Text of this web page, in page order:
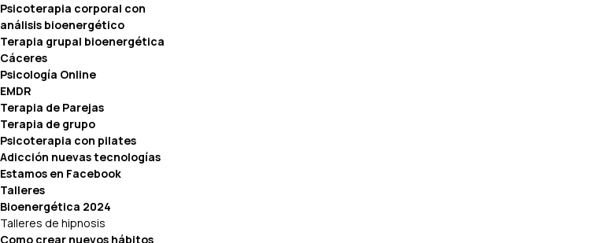
Psicoterapia corporal con
análisis bioenergético
Terapia grupal bioenergética
Cáceres
Psicología Online
EMDR
Terapia de Parejas
Terapia de grupo
Psicoterapia con pilates
Adicción nuevas tecnologías
Estamos en Facebook
Talleres
Bioenergética 2024
Talleres de hipnosis
Como crear nuevos hábitos